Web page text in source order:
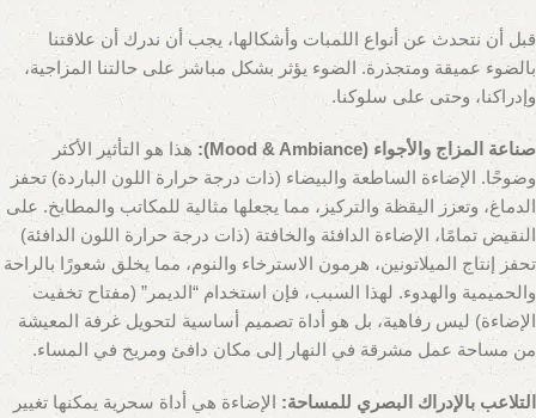
قبل أن نتحدث عن أنواع اللمبات وأشكالها، يجب أن ندرك أن علاقتنا
بالضوء عميقة ومتجذرة. الضوء يؤثر بشكل مباشر على حالتنا المزاجية،
وإدراكنا، وحتى على سلوكنا.
صناعة المزاج والأجواء (Mood & Ambiance):
هذا هو التأثير الأكثر
وضوحًا. الإضاءة الساطعة والبيضاء (ذات درجة حرارة اللون الباردة) تحفز
الدماغ، وتعزز اليقظة والتركيز، مما يجعلها مثالية للمكاتب والمطابخ. على
النقيض تمامًا، الإضاءة الدافئة والخافتة (ذات درجة حرارة اللون الدافئة)
تحفز إنتاج الميلاتونين، هرمون الاسترخاء والنوم، مما يخلق شعورًا بالراحة
والحميمية والهدوء. لهذا السبب، فإن استخدام “الديمر” (مفتاح تخفيت
الإضاءة) ليس رفاهية، بل هو أداة تصميم أساسية لتحويل غرفة المعيشة
من مساحة عمل مشرقة في النهار إلى مكان دافئ ومريح في المساء.
التلاعب بالإدراك البصري للمساحة: الإضاءة هي أداة سحرية يمكنها تغيير